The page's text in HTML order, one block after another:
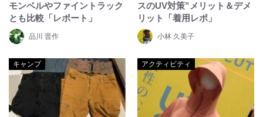
モンベルやファイントラック
とも比較「レポート」
品川 晋作
スのUV対策”メリット＆デメ
リット「着用レポ」
小林 久美子
キャンプ アクティビティ